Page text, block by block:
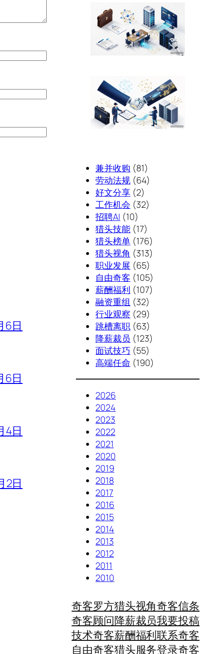
6日
6日
4日
2日
兼并收购 (81)
劳动法规 (64)
好文分享 (2)
工作机会 (32)
招聘AI (10)
猎头技能 (17)
猎头榜单 (176)
猎头视角 (313)
职业发展 (65)
自由奇客 (105)
薪酬福利 (107)
融资重组 (32)
行业观察 (29)
跳槽离职 (63)
降薪裁员 (123)
面试技巧 (55)
高端任命 (190)
2026
2024
2023
2022
2021
2020
2019
2018
2017
2016
2015
2014
2013
2012
2011
2010
奇客罗方
奇客顾问
技术奇客
自由奇客
猎头视角
降薪裁员
薪酬福利
猎头服务
奇客信条
我要投稿
联系奇客
登录奇客